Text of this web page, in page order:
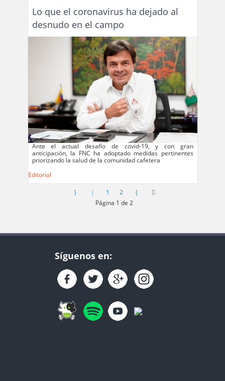
Lo que el coronavirus ha dejado al
desnudo en el campo
Ante el actual desafío de covid-19, y con gran
anticipación, la FNC ha adoptado medidas pertinentes
priorizando la salud de la comunidad cafetera
Editorial
1
2
Página 1 de 2
Síguenos en: